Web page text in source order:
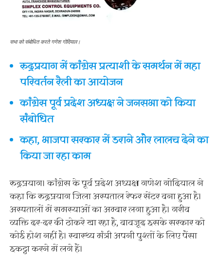
सभा को संबोधित करते गणेश गोदियाल।
रुद्रप्रयाग में कांग्रेस प्रत्याशी के समर्थन में महा
परिवर्तन रैली का आयोजन
कांग्रेस पूर्व प्रदेश अध्यक्ष ने जनसभा को किया
संबोधित
कहा, भाजपा सरकार में डराने और लालच देने का
किया जा रहा काम
रुद्रप्रयाग। कांग्रेस के पूर्व प्रदेश अध्यक्ष गणेश गोदियाल ने
कहा कि रुद्रप्रयाग जिला अस्पताल रेफर सेंटर बना हुआ है।
अस्पतालों में समस्याओं का अम्बार लगा हुआ है। गरीब
व्यक्ति दर-दर की ठोकरे खा रहा है, बावजूद इसके सरकार को
कोई होश नहीं है। स्वास्थ्य मंत्री अपनी पुश्तों के लिए पैंसा
इकट्ठा करने में लगे हैं।